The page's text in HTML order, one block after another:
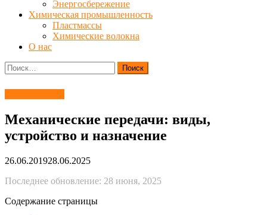
Энергосбережение
Химическая промышленность
Пластмассы
Химические волокна
О нас
Найти:
Механические передачи: виды,
устройство и назначение
26.06.201928.06.2025
Последнее обновление: 28 июня, 2025
Содержание страницы